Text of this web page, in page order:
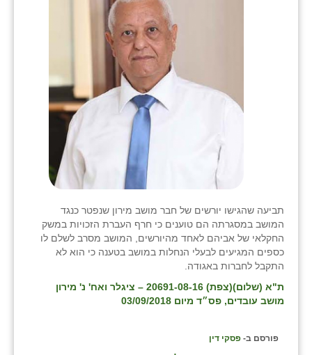
תביעה שהגישו יורשים של חבר מושב מירון שנפטר כנגד
המושב במסגרתה הם טוענים כי חרף העברת הזכויות במשק
החקלאי של אביהם לאחד מהיורשים, המושב מסרב לשלם לו
כספים המגיעים לבעלי הנחלות במושב בטענה כי הוא לא
התקבל לחברות באגודה.
ת"א (שלום)(צפת) 20691-08-16 – ציגלר ואח' נ' מירון
מושב עובדים, פס״ד מיום 03/09/2018
פורסם ב- פסקי דין